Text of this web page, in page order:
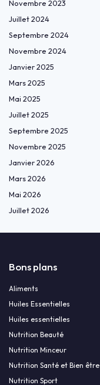
Novembre 2023
Juillet 2024
Septembre 2024
Novembre 2024
Janvier 2025
Mars 2025
Mai 2025
Juillet 2025
Septembre 2025
Novembre 2025
Janvier 2026
Mars 2026
Mai 2026
Juillet 2026
Bons plans
Aliments
Huiles Essentielles
Huiles essentielles
Nutrition Beauté
Nutrition Minceur
Nutrition Santé et Bien être
Nutrition Sport